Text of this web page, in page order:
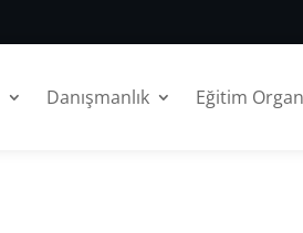
Danışmanlık Eğitim